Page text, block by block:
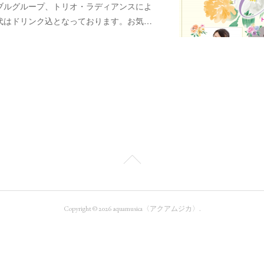
グループ、トリオ・ラディアンスによ
はドリンク込となっております。お気…
Copyright ©2026aquamusica〈アクアムジカ〉 .